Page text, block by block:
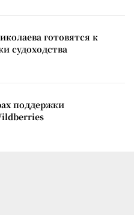
готовятся к
судоходства
поддержки